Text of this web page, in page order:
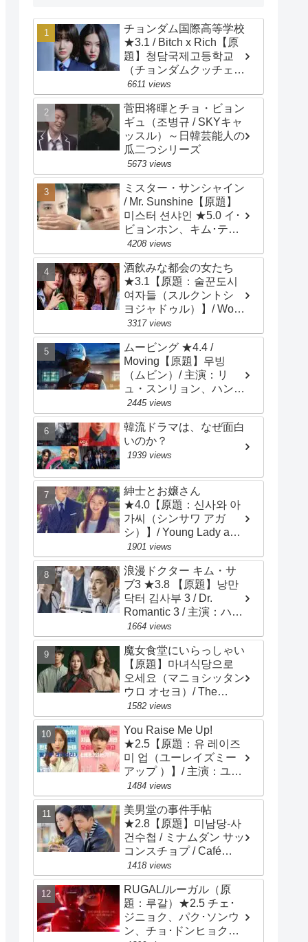
チョンダム国際高等学校
★3.1 / Bitch x Rich【原
題】청담국제고등학교
（チョンダムクッチェ
コドゥンハッキョ）/
Cheongdam
International High
School / 主演：イ・ウン
セム、イェリ
6611 views
菅田将暉とチョ・ビョン
ギュ（조병규 / SKYキャ
ッスル）～日韓芸能人の
瓜二つシリーズ
5673 views
ミスター・サンシャイン
/ Mr. Sunshine【原題】
미스터 션샤인 ★5.0 イ･
ビョンホン、キム･テ
リ、ユ･ヨンソク、ピョ
ン･ヨハン、チョ･ウジ
ン、キム･ビョンチョ
ル、キム･サラン、ペ･ジ
ョンナム、チェ･ムソン
4208 views
酒飲みな都会の女たち
★3.1【原題：술꾼도시
여자들（スルクントシ
ヨジャドゥル）】/ Work
Later, Drink Now /
Drinker City Women / 主
演：イ･ソンビン、ハン･
ソナ、チョン･ウンジ
3317 views
ムービング ★4.4 /
Moving【原題】무빙
（ムビン）/ 主演：リ
ュ・スンリョン、ハン・
ヒョジュ、チョ・インソ
ン
2445 views
韓流ドラマは、なぜ面白
いのか？
1939 views
紳士とお嬢さん
★4.0【原題：신사와 아
가씨（シンサワ アガ
シ）】/ Young Lady and
Gentleman / 主演：チ･
ヒョヌ、イ･セヒ
1901 views
浪漫ドクター キム・サ
ブ3 ★3.8 【原題】낭만
닥터 김사부 3 / Dr.
Romantic 3 / 主演：ハ
ン・ソッキュ、アン・ヒ
ョソプ、イ・ソンギョン
1664 views
魔女食堂にいらっしゃい
【原題】마녀식당으로
오세요（マニョシッタン
ウロ オセヨ）/ The
Witch's Diner ★3.2 ソ
ン・ジヒョ、ナム・ジヒ
ョン
1582 views
You Raise Me Up!
★2.5【原題：유 레이즈
미 업（ユーレイズミー
アップ ）】/ 主演：ユ
ン･シユン、アン･ヒヨン
1484 views
美男堂の事件手帖
★2.8【原題】미남당-사
건수첩 / ミナムダン サッ
コンスチョプ / Café
Minamdang / 主演：ソ・
イングク、オ・ヨンソ
1418 views
RUGAL/ルーガル（原
題：루갈）★2.5 チェ･
ジニョク、パク･ソンウ
ン、チョ･ドンヒョク、